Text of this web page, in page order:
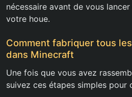
nécessaire avant de vous
votre houe.
Comment fabriquer tous
dans Minecraft
Une fois que vous avez
suivez ces étapes simples pour